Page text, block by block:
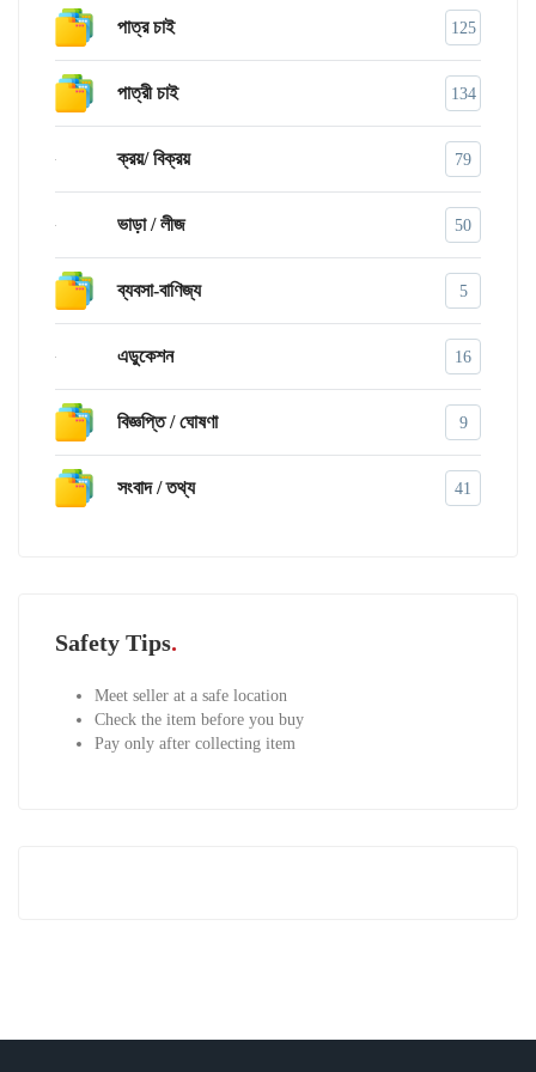
পাত্র চাই 125
পাত্রী চাই 134
ক্রয়/ বিক্রয় 79
ভাড়া / লীজ 50
ব্যবসা-বাণিজ্য 5
এডুকেশন 16
বিজ্ঞপ্তি / ঘোষণা 9
সংবাদ / তথ্য 41
Safety Tips
Meet seller at a safe location
Check the item before you buy
Pay only after collecting item